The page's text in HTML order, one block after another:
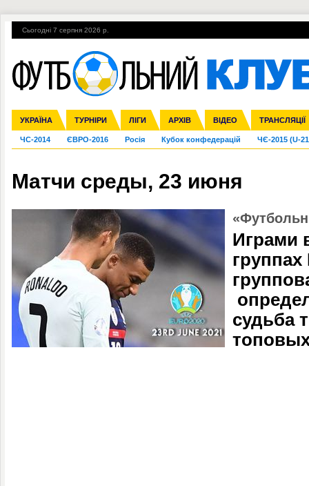
Сьогодні 7 серпня 2026 р.
УКРАЇНА ТУРНІРИ ЛІГИ АРХІВ ВІДЕО ТРАНСЛЯЦІЇ
Збірна Прем'єр-ліга Перша ліга Друга ліга Кубок України
Ліга чемпіонів Ліга Європи Міжнародні Ліга націй Ліга
Англія Іспанія Італія Німеччина Франція Інші
ЧС-2014 ЄВРО-2016 Росія Кубок конфедерацій ЧЄ-2015 (U-
Гарячі теми УПЛ, 1-й тур ВІЙНА УПЛ-ПЕРЕХОДИ
Матчи среды, 23 июня
Играми
судьба